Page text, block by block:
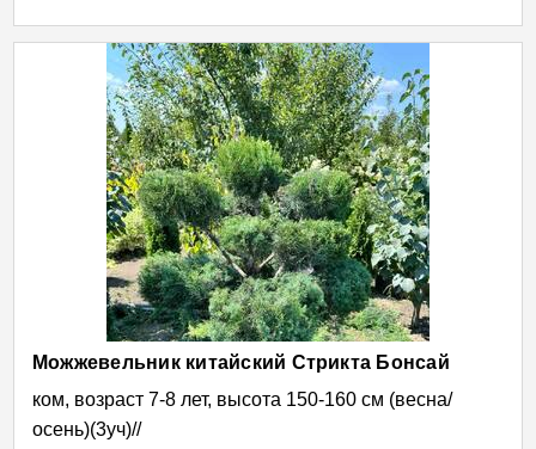
Можжевельник китайский Стрикта Бонсай
ком, возраст 7-8 лет, высота 150-160 см (весна/
осень)(3уч)//